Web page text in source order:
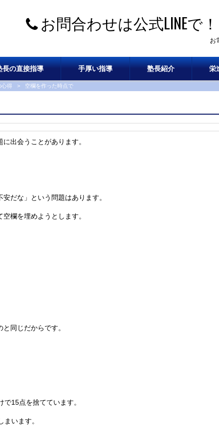
お問合わせは公式LINEで！
お
長の直接指導 手厚い指導 塾長紹介 栄
心得 > 空欄を作った時点で
出会うことがあります。
だな」 という問題はあります。
欄を埋めようとします。
同じだからです。
で15点を捨てています。
います。